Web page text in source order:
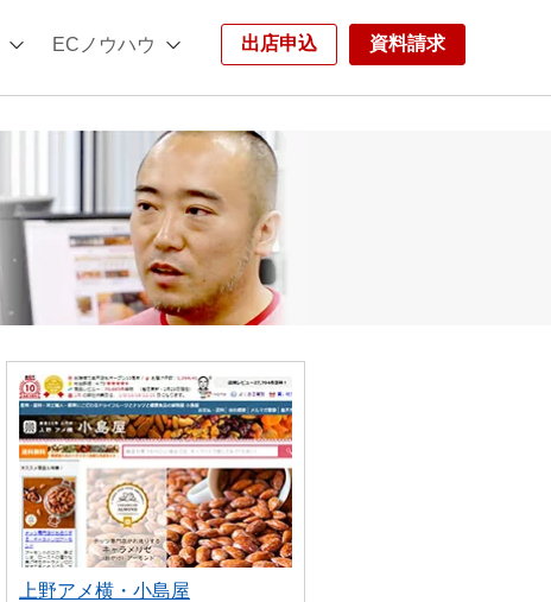
ECノウハウ 出店申込 資料請求
上野アメ横・小島屋